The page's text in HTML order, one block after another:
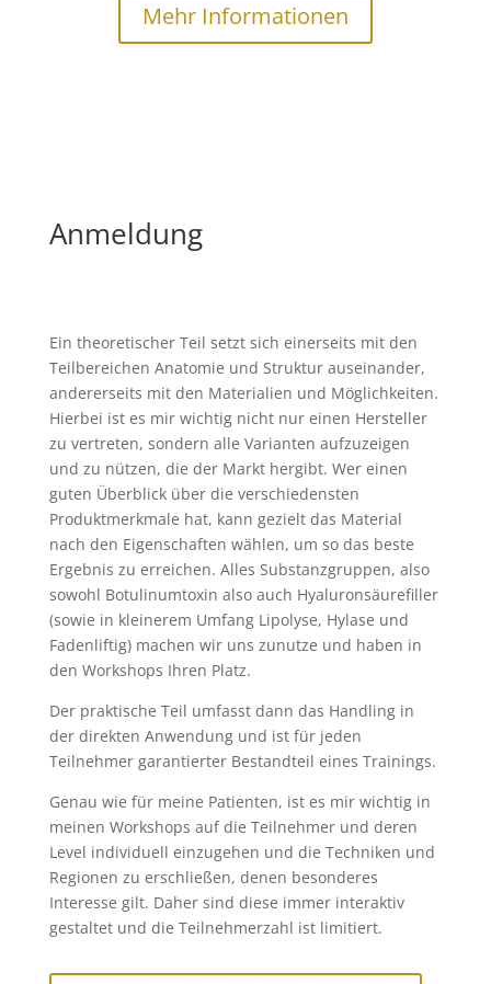
Mehr Informationen
Anmeldung
Ein theoretischer Teil setzt sich einerseits mit den
Teilbereichen Anatomie und Struktur auseinander,
andererseits mit den Materialien und Möglichkeiten.
Hierbei ist es mir wichtig nicht nur einen Hersteller
zu vertreten, sondern alle Varianten aufzuzeigen
und zu nützen, die der Markt hergibt. Wer einen
guten Überblick über die verschiedensten
Produktmerkmale hat, kann gezielt das Material
nach den Eigenschaften wählen, um so das beste
Ergebnis zu erreichen. Alles Substanzgruppen, also
sowohl Botulinumtoxin also auch Hyaluronsäurefiller
(sowie in kleinerem Umfang Lipolyse, Hylase und
Fadenliftig) machen wir uns zunutze und haben in
den Workshops Ihren Platz.
Der praktische Teil umfasst dann das Handling in
der direkten Anwendung und ist für jeden
Teilnehmer garantierter Bestandteil eines Trainings.
Genau wie für meine Patienten, ist es mir wichtig in
meinen Workshops auf die Teilnehmer und deren
Level individuell einzugehen und die Techniken und
Regionen zu erschließen, denen besonderes
Interesse gilt. Daher sind diese immer interaktiv
gestaltet und die Teilnehmerzahl ist limitiert.